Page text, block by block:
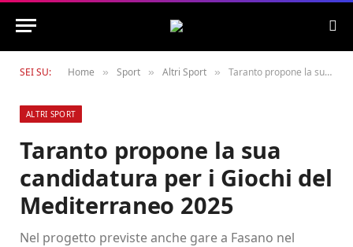
SEI SU: Home » Sport » Altri Sport » Taranto propone la sua candidatura per i Giochi del Mediterraneo 2025
ALTRI SPORT
Taranto propone la sua
candidatura per i Giochi del
Mediterraneo 2025
Nel progetto previste anche gare a Fasano nel